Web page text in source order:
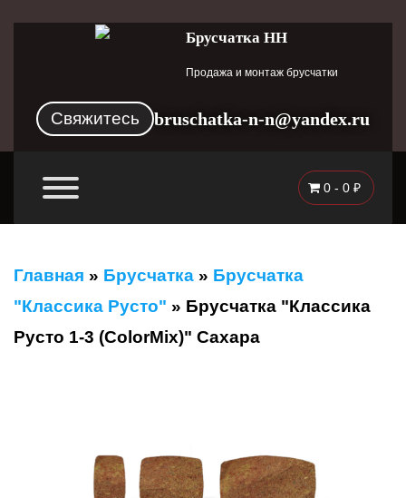
Брусчатка НН
Продажа и монтаж брусчатки
Свяжитесь bruschatka-n-n@yandex.ru
0 - 0 ₽
Главная » Брусчатка » Брусчатка
"Классика Русто" » Брусчатка "Классика
Русто 1-3 (ColorMix)" Сахара